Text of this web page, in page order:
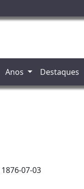
Anos Destaques
1876-07-03